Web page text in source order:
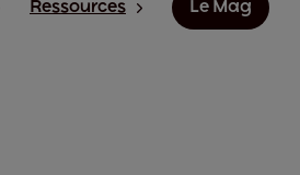
Ressources Le Mag